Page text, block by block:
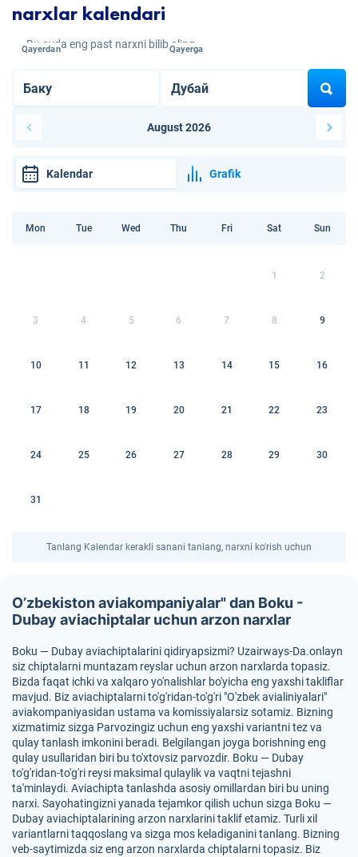
narxlar kalendari
Bu oyda eng past narxni bilib oling
Qayerdan Qayerga
August 2026
Kalendar Grafik
Mon Tue Wed Thu Fri Sat Sun
1 2
3 4 5 6 7 8 9
10 11 12 13 14 15 16
17 18 19 20 21 22 23
24 25 26 27 28 29 30
31
Tanlang Kalendar kerakli sanani tanlang, narxni ko'rish uchun
O’zbekiston aviakompaniyalar" dan Boku -
Dubay aviachiptalar uchun arzon narxlar
Boku — Dubay aviachiptalarini qidiryapsizmi? Uzairways-Da.onlayn
siz chiptalarni muntazam reyslar uchun arzon narxlarda topasiz.
Bizda faqat ichki va xalqaro yo'nalishlar bo'yicha eng yaxshi takliflar
mavjud. Biz aviachiptalarni to'g'ridan-to'g'ri "O'zbek avialiniyalari"
aviakompaniyasidan ustama va komissiyalarsiz sotamiz. Bizning
xizmatimiz sizga Parvozingiz uchun eng yaxshi variantni tez va
qulay tanlash imkonini beradi. Belgilangan joyga borishning eng
qulay usullaridan biri bu to'xtovsiz parvozdir. Boku — Dubay
to'g'ridan-to'g'ri reysi maksimal qulaylik va vaqtni tejashni
ta'minlaydi. Aviachipta tanlashda asosiy omillardan biri bu uning
narxi. Sayohatingizni yanada tejamkor qilish uchun sizga Boku —
Dubay aviachiptalarining arzon narxlarini taklif etamiz. Turli xil
variantlarni taqqoslang va sizga mos keladiganini tanlang. Bizning
veb-saytimizda siz eng arzon narxlarda chiptalarni topasiz. Biz